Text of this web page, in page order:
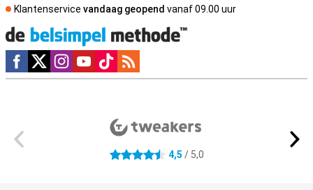
Klantenservice vandaag geopend vanaf 09.00 uur
Social media
4.5 sterren 4,5 / 5,0